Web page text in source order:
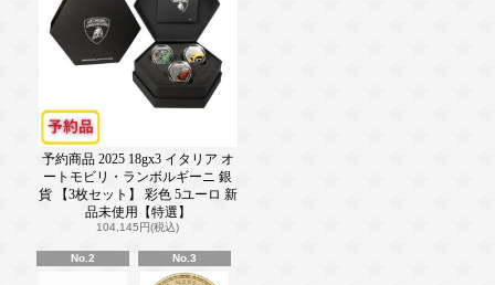
予約商品 2025 18gx3 イタリア オ
ートモビリ・ランボルギーニ 銀
貨 【3枚セット】 彩色 5ユーロ 新
品未使用【特選】
104,145円(税込)
No.2 No.3